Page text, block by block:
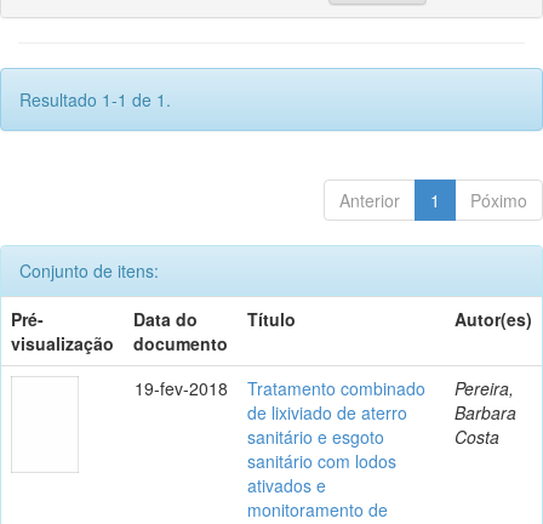
Resultado 1-1 de 1.
Anterior 1 Póximo
Conjunto de itens:
Pré-
visualização
Data do
documento
Título Autor(es)
19-fev-2018
Tratamento combinado
de lixiviado de aterro
sanitário e esgoto
sanitário com lodos
ativados e
monitoramento de
Pereira,
Barbara
Costa